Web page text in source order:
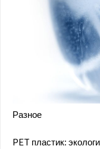
Разное
PET пластик: